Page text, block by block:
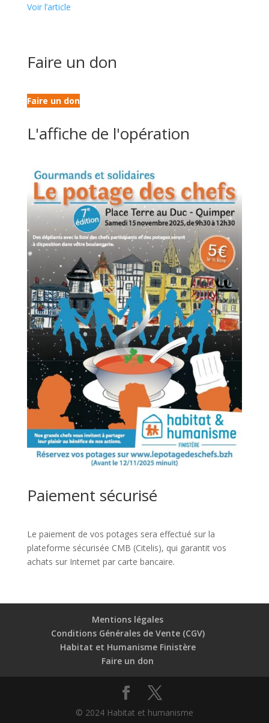
Voir l’article
Faire un don
Faire un don
L'affiche de l'opération
Paiement sécurisé
Le paiement de vos potages sera effectué sur la
plateforme sécurisée CMB (Citelis), qui garantit vos
achats sur Internet par carte bancaire.
Mentions légales
Conditions Générales de Vente (CGV)
Habitat et Humanisme Finistère
Faire un don
© 2024 Habitat et humanisme